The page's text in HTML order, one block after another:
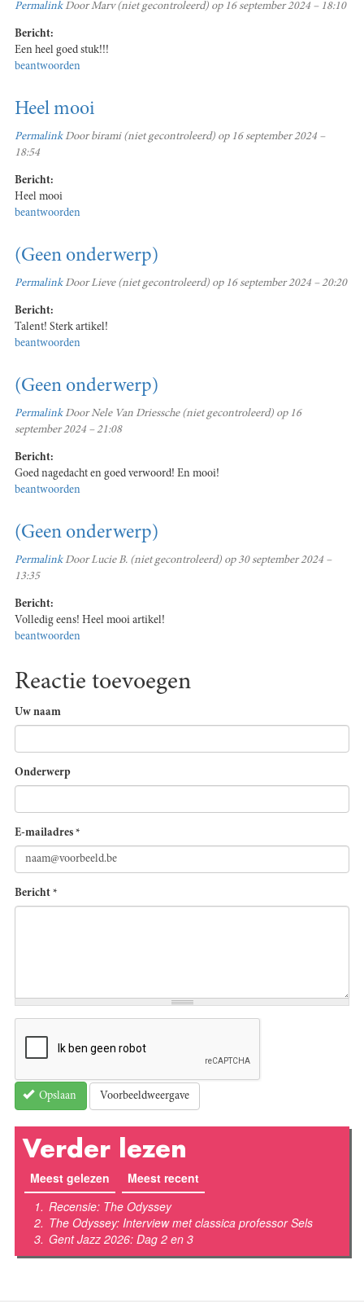
PermalinkDoorMarv (niet gecontroleerd) op 16 september 2024 – 18:10
Bericht:
Een heel goed stuk!!!
beantwoorden
Heel mooi
PermalinkDoorbirami (niet gecontroleerd) op 16 september 2024 –
18:54
Bericht:
Heel mooi
beantwoorden
(Geen onderwerp)
PermalinkDoorLieve (niet gecontroleerd) op 16 september 2024 – 20:20
Bericht:
Talent! Sterk artikel!
beantwoorden
(Geen onderwerp)
PermalinkDoorNele Van Driessche (niet gecontroleerd) op 16
september 2024 – 21:08
Bericht:
Goed nagedacht en goed verwoord! En mooi!
beantwoorden
(Geen onderwerp)
PermalinkDoorLucie B. (niet gecontroleerd) op 30 september 2024 –
13:35
Bericht:
Volledig eens! Heel mooi artikel!
beantwoorden
Reactie toevoegen
Uw naam
Onderwerp
E-mailadres *
Bericht *
Opslaan Voorbeeldweergave
Verder lezen
Meest gelezen (actieve tabblad)
Meest recent
Recensie: The Odyssey
The Odyssey: Interview met classica professor Sels
Gent Jazz 2026: Dag 2 en 3